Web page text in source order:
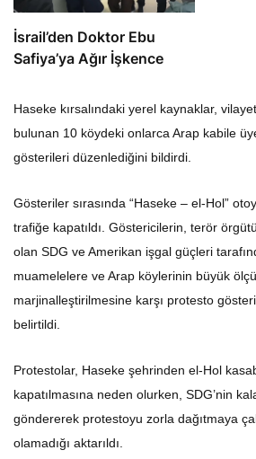
İsrail’den Doktor Ebu
Safiya’ya Ağır İşkence
Haseke kırsalındaki yerel kaynaklar,
bulunan 10 köydeki onlarca Arap kabile
gösterileri düzenlediğini bildirdi.
Gösteriler sırasında “Haseke – el-Hol”
trafiğe kapatıldı. Göstericilerin, terör
olan SDG ve Amerikan işgal güçleri
muamelelere ve Arap köylerinin büyük
marjinalleştirilmesine karşı protesto
belirtildi.
Protestolar, Haseke şehrinden el-Hol
kapatılmasına neden olurken, SDG’nin
göndererek protestoyu zorla dağıtmaya
olamadığı aktarıldı.